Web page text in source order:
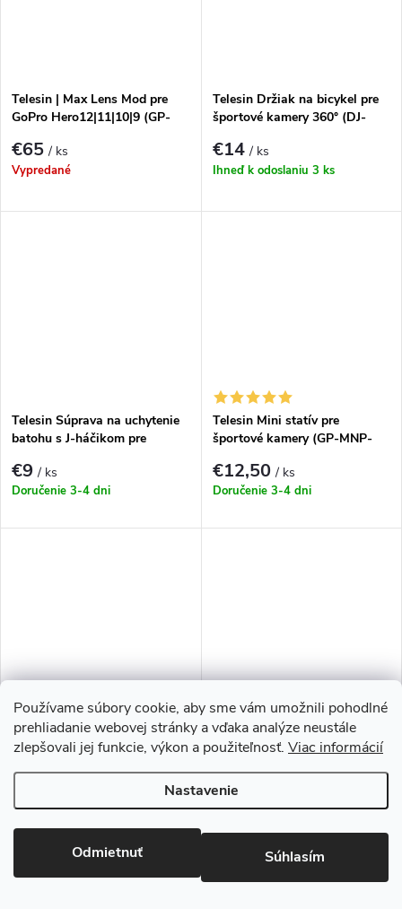
Používame súbory cookie, aby sme vám umožnili pohodlné
prehliadanie webovej stránky a vďaka analýze neustále
zlepšovali jej funkcie, výkon a použiteľnosť. Viac informácií
Nastavenie
Odmietnuť Súhlasím
Telesin | Max Lens Mod pre
GoPro Hero12|11|10|9 (GP-
€65/ ks
Vypredané
Telesin Držiak na bicykel pre
športové kamery 360° (DJ-
€14/ ks
Ihneď k odoslaniu 3 ks
Telesin Súprava na uchytenie
batohu s J-háčikom pre
003)
€9/ ks
Doručenie 3-4 dni
Telesin Mini statív pre
športové kamery (GP-MNP-
€12,50/ ks
Doručenie 3-4 dni
Telesin Puzdro pre GoPro
HERO13|12|11|10|9 (GP-FMS-
903)
Doručenie 3-4 dni
TELESIN 3-Way Statív TE-
TRP-009
€26
Doručenie 3-4 dni